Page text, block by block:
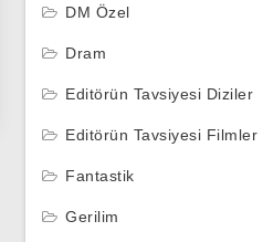
DM Özel
Dram
Editörün Tavsiyesi Diziler
Editörün Tavsiyesi Filmler
Fantastik
Gerilim